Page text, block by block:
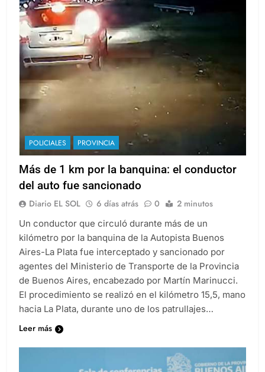
POLICIALES PROVINCIA
Más de 1 km por la banquina: el conductor
del auto fue sancionado
Diario EL SOL 6 días atrás 0 2 minutos
Un conductor que circuló durante más de un
kilómetro por la banquina de la Autopista Buenos
Aires-La Plata fue interceptado y sancionado por
agentes del Ministerio de Transporte de la Provincia
de Buenos Aires, encabezado por Martín Marinucci.
El procedimiento se realizó en el kilómetro 15,5, mano
hacia La Plata, durante uno de los patrullajes…
Leer más